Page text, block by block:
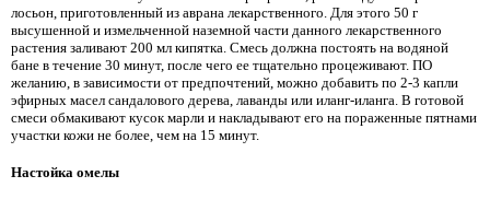
лосьон, приготовленный из аврана лекарственного. Для этого 50 г
высушенной и измельченной наземной части данного лекарственного
растения заливают 200 мл кипятка. Смесь должна постоять на водяной
бане в течение 30 минут, после чего ее тщательно процеживают. ПО
желанию, в зависимости от предпочтений, можно добавить по 2-3 капли
эфирных масел сандалового дерева, лаванды или иланг-иланга. В готовой
смеси обмакивают кусок марли и накладывают его на пораженные пятнами
участки кожи не более, чем на 15 минут.
Настойка омелы